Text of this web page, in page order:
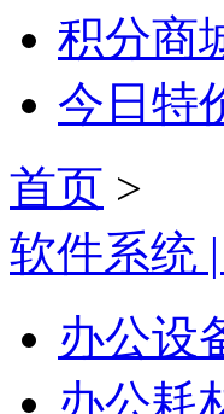
积分商
今日特
首页 >
软件系统
办公设
办公耗